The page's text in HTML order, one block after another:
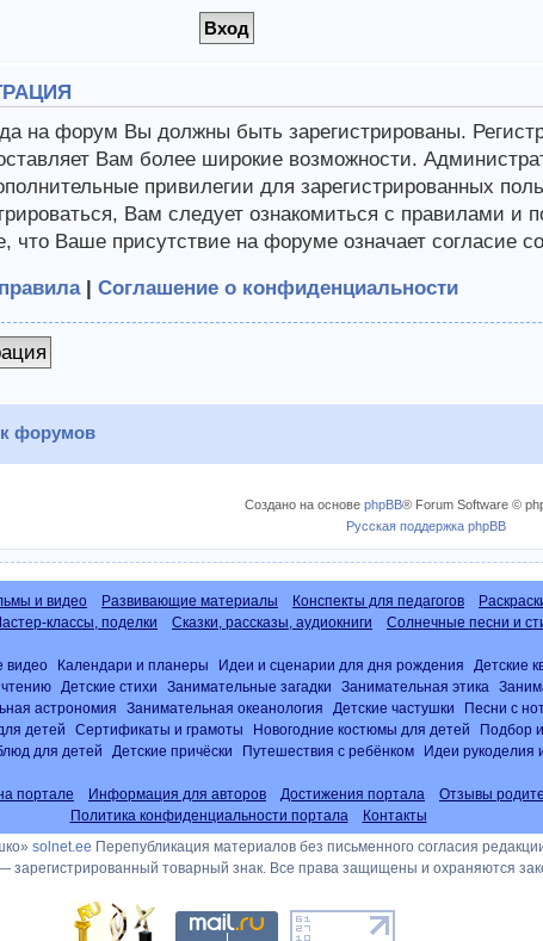
на форум Вы должны быть зарегистрированы.
Вам более широкие возможности.
привилегии для зарегистрированных
Вам следует ознакомиться с правилами
что Ваше присутствие на форуме означает согласие
| Соглашение о конфиденциальности
форумов
Создано на основеphpBB® Forum Software ©
Русская поддержка phpBB
и видео Развивающие материалы Конспекты для педагогов
классы, поделки Сказки, рассказы, аудиокниги Солнечные песни и
видео Календари и планеры Идеи и сценарии для дня рождения Детские
чтению Детские стихи Занимательные загадки Занимательная этика
астрономия Занимательная океанология Детские частушки Песни с
детей Сертификаты и грамоты Новогодние костюмы для детей Подбор
для детей
Детские причёски Путешествия с ребёнком Идеи рукоделия
портале Информация для авторов Достижения портала Отзывы
Политика конфиденциальности портала
Контакты
solnet.ee Перепубликация материалов без письменного согласия
зарегистрированный товарный знак. Все права защищены и охраняются